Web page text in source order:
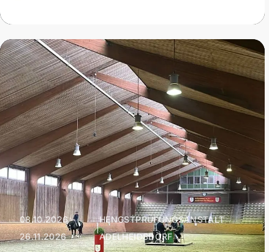
08.10.2026 –
26.11.2026
|
HENGSTPRÜFUNGSANSTALT
ADELHEIDSDORF